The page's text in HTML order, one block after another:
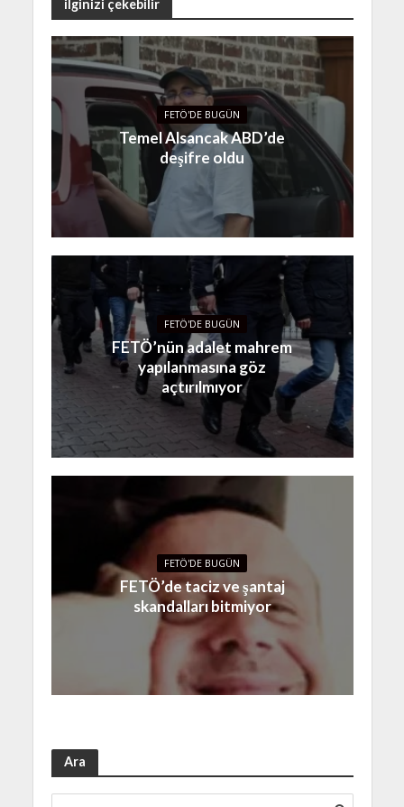
ilginizi çekebilir
FETÖ'DE BUGÜN
Temel Alsancak ABD’de
deşifre oldu
FETÖ'DE BUGÜN
FETÖ’nün adalet mahrem
yapılanmasına göz
açtırılmıyor
FETÖ'DE BUGÜN
FETÖ’de taciz ve şantaj
skandalları bitmiyor
Ara